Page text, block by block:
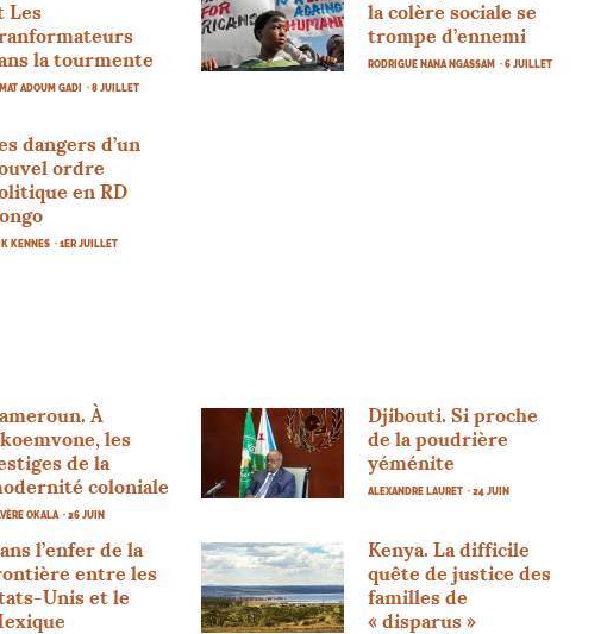
Les
la tourmente
ADOUM GADI · 8 JUILLET
la colère sociale se
trompe d’ennemi
RODRIGUE NANA NGASSAM · 6 JUILLET
dangers d’un
ordre
en RD
KENNES · 1ER JUILLET
À
les
de la
coloniale
OKALA · 26 JUIN
Djibouti. Si proche
de la poudrière
yéménite
ALEXANDRE LAURET · 24 JUIN
l’enfer de la
entre les
Unis et le
Kenya. La difficile
quête de justice des
familles de
« disparus »